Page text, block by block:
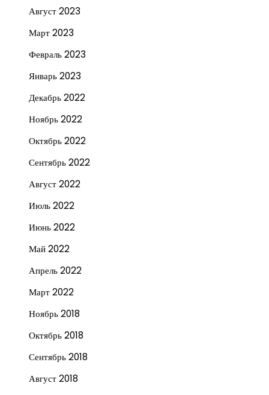
Август 2023
Март 2023
Февраль 2023
Январь 2023
Декабрь 2022
Ноябрь 2022
Октябрь 2022
Сентябрь 2022
Август 2022
Июль 2022
Июнь 2022
Май 2022
Апрель 2022
Март 2022
Ноябрь 2018
Октябрь 2018
Сентябрь 2018
Август 2018